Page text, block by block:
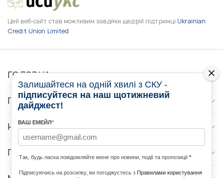
Цей веб-сайт став можливим завдяки щедрій підтримці Ukrainian
Credit Union Limited
ГОЛОВНА
ПРО НАС
НОВИНИ
ПРОГРАМИ
Залишайтеся на одній хвилі з СКУ -
підписуйтеся на наш щотижневий
дайджест!
ВАШ ЕМЕЙЛ*
Так, будь ласка повідомляйте мене про новини, події та пропозиції *
Підписуючись на розсилку, ви погоджуєтесь з Правилами користування